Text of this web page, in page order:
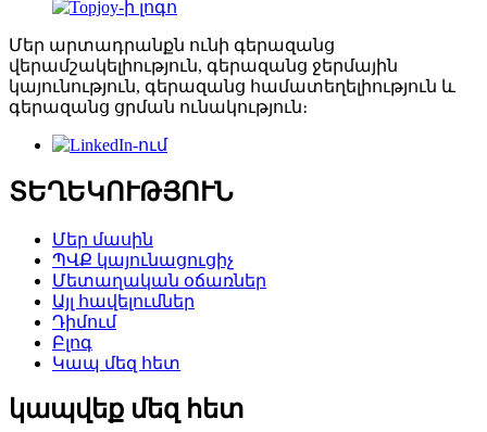
Մեր արտադրանքն ունի գերազանց
վերամշակելիություն, գերազանց ջերմային
կայունություն, գերազանց համատեղելիություն և
գերազանց ցրման ունակություն։
ՏԵՂԵԿՈՒԹՅՈՒՆ
Մեր մասին
ՊՎՔ կայունացուցիչ
Մետաղական օճառներ
Այլ հավելումներ
Դիմում
Բլոգ
Կապ մեզ հետ
կապվեք մեզ հետ